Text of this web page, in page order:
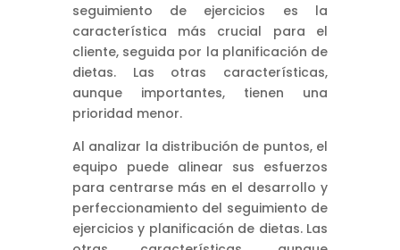
seguimiento de ejercicios es la
característica más crucial para el
cliente, seguida por la planificación de
dietas. Las otras características,
aunque importantes, tienen una
prioridad menor.
Al analizar la distribución de puntos, el
equipo puede alinear sus esfuerzos
para centrarse más en el desarrollo y
perfeccionamiento del seguimiento de
ejercicios y planificación de dietas. Las